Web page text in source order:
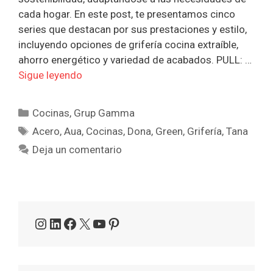
cada hogar. En este post, te presentamos cinco
series que destacan por sus prestaciones y estilo,
incluyendo opciones de grifería cocina extraíble,
ahorro energético y variedad de acabados. PULL: …
Sigue leyendo
Categorías
Cocinas, Grup Gamma
Etiquetas
Acero,Aua, Cocinas, Dona, Green, Grifería,Tana
Deja un comentario
Instagram
LinkedIn
Facebook
X YouTube
Pinterest